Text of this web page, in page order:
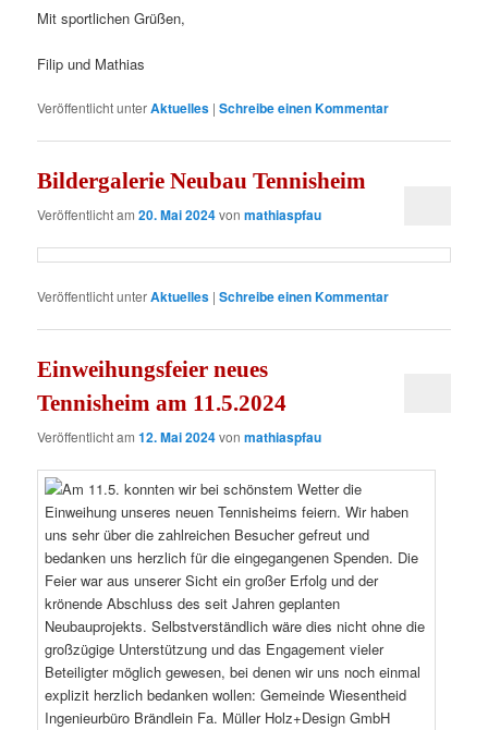
Mit sportlichen Grüßen,
Filip und Mathias
Veröffentlicht unterAktuelles |Schreibe einen Kommentar
Bildergalerie Neubau Tennisheim
Veröffentlicht am20. Mai 2024vonmathiaspfau
Veröffentlicht unterAktuelles |Schreibe einen Kommentar
Einweihungsfeier neues
Tennisheim am 11.5.2024
Veröffentlicht am12. Mai 2024vonmathiaspfau